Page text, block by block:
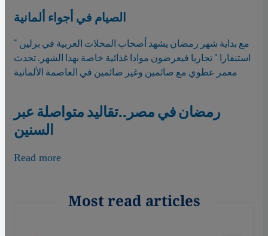
الصيام في أجواء ألمانية
مع بداية شهر رمضان يشهد أصحاب المحلات العربية في برلين "
استنفارا " تجاريا فيعرضون موادا غذائية خاصة بهذا الشهر. تحدث
معمر عطوي مع صائمين وغير صائمين في العاصمة الألمانية
رمضان في مصر..تقاليد متواصلة عبر
السنين
Read more
Most read articles